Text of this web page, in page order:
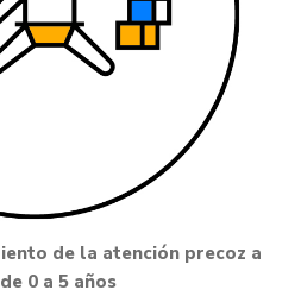
de la atención precoz a
0 a 5 años